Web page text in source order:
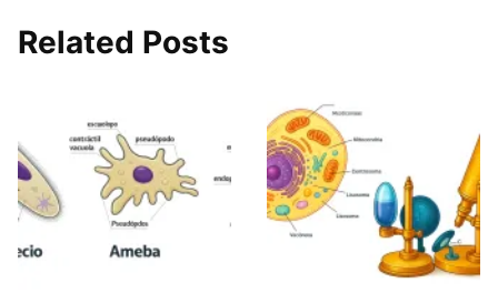
Related Posts